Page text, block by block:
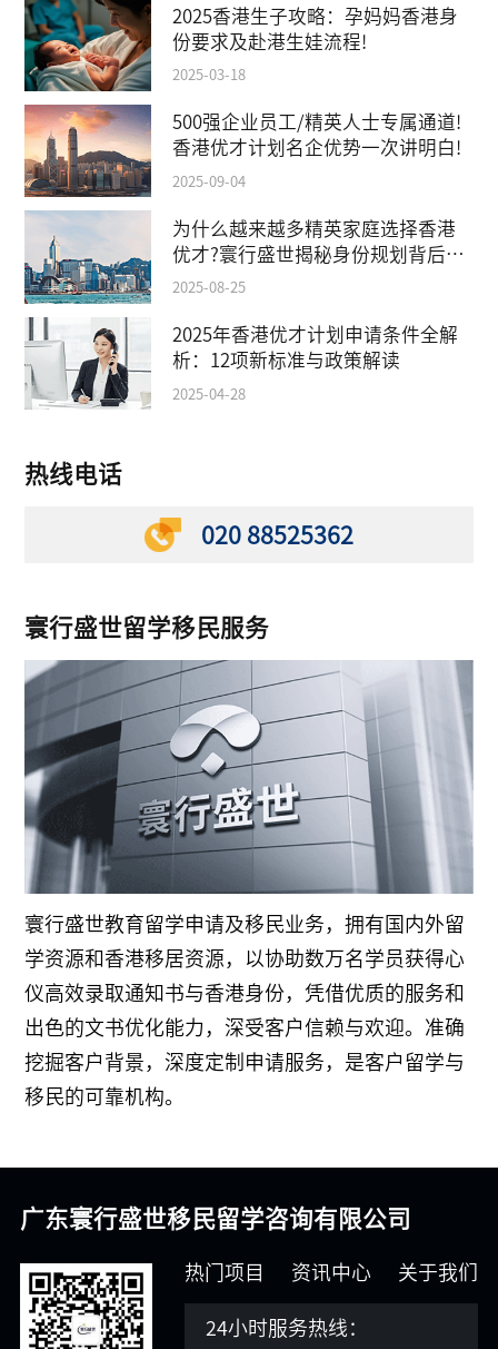
2025香港生子攻略：孕妈妈香港身
份要求及赴港生娃流程!
2025-03-18
500强企业员工/精英人士专属通道!
香港优才计划名企优势一次讲明白!
2025-09-04
为什么越来越多精英家庭选择香港
优才?寰行盛世揭秘身份规划背后的
教育红利
2025-08-25
2025年香港优才计划申请条件全解
析：12项新标准与政策解读
2025-04-28
热线电话
020 88525362
寰行盛世留学移民服务
寰行盛世教育留学申请及移民业务，拥有国内外留
学资源和香港移居资源，以协助数万名学员获得心
仪高效录取通知书与香港身份，凭借优质的服务和
出色的文书优化能力，深受客户信赖与欢迎。准确
挖掘客户背景，深度定制申请服务，是客户留学与
移民的可靠机构。
广东寰行盛世移民留学咨询有限公司
热门项目 资讯中心 关于我们
24小时服务热线：